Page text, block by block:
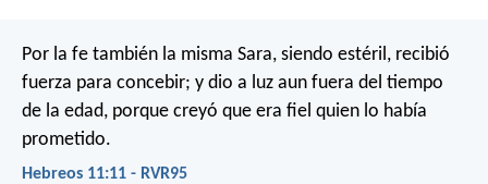
Por la fe también la misma Sara, siendo estéril, recibió
fuerza para concebir; y dio a luz aun fuera del tiempo
de la edad, porque creyó que era fiel quien lo había
prometido.
Hebreos 11:11 - RVR95